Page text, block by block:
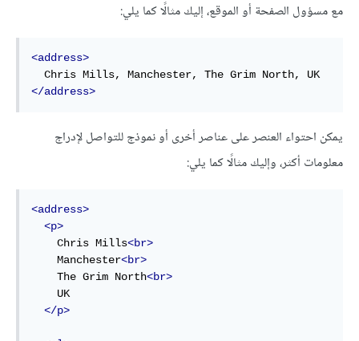
مع مسؤول الصفحة أو الموقع، إليك مثالًا كما يلي:
<address>
</address>
يمكن احتواء العنصر على عناصر أخرى أو نموذج للتواصل لإدراج
معلومات أكثر، وإليك مثالًا كما يلي:
<address>
<p>
    Chris Mills
<br>
    Manchester
<br>
    The Grim North
<br>
</p>